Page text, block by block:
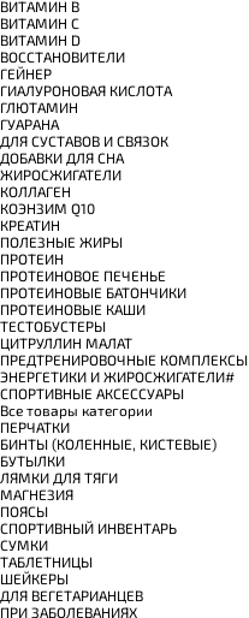
ВИТАМИН B
ВИТАМИН C
ВИТАМИН D
ВОССТАНОВИТЕЛИ
ГЕЙНЕР
ГИАЛУРОНОВАЯ КИСЛОТА
ГЛЮТАМИН
ГУАРАНА
ДЛЯ СУСТАВОВ И СВЯЗОК
ДОБАВКИ ДЛЯ СНА
ЖИРОСЖИГАТЕЛИ
КОЛЛАГЕН
КОЭНЗИМ Q10
КРЕАТИН
ПОЛЕЗНЫЕ ЖИРЫ
ПРОТЕИН
ПРОТЕИНОВОЕ ПЕЧЕНЬЕ
ПРОТЕИНОВЫЕ БАТОНЧИКИ
ПРОТЕИНОВЫЕ КАШИ
ТЕСТОБУСТЕРЫ
ЦИТРУЛЛИН МАЛАТ
ПРЕДТРЕНИРОВОЧНЫЕ КОМПЛЕКСЫ
ЭНЕРГЕТИКИ И ЖИРОСЖИГАТЕЛИ#
СПОРТИВНЫЕ АКСЕССУАРЫ
Все товары категории
ПЕРЧАТКИ
БИНТЫ (КОЛЕННЫЕ, КИСТЕВЫЕ)
БУТЫЛКИ
ЛЯМКИ ДЛЯ ТЯГИ
МАГНЕЗИЯ
ПОЯСЫ
СПОРТИВНЫЙ ИНВЕНТАРЬ
СУМКИ
ТАБЛЕТНИЦЫ
ШЕЙКЕРЫ
ДЛЯ ВЕГЕТАРИАНЦЕВ
ПРИ ЗАБОЛЕВАНИЯХ